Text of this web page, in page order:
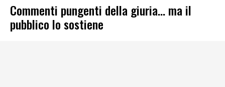
Commenti pungenti della giuria… ma il
pubblico lo sostiene